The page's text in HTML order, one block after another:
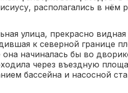
располагались в нём
улица, прекрасно
к северной границе
начиналась бы во
через въездную
бассейна и насосной